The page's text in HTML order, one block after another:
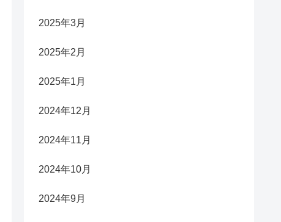
2025年3月
2025年2月
2025年1月
2024年12月
2024年11月
2024年10月
2024年9月